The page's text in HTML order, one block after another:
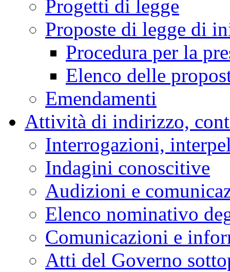
Progetti di legge
Proposte di legge di
Procedura per la
Elenco delle
Emendamenti
Attività di indirizzo,
Interrogazioni,
Indagini conoscitive
Audizioni e
Elenco nominativo
Comunicazioni e
Atti del Governo